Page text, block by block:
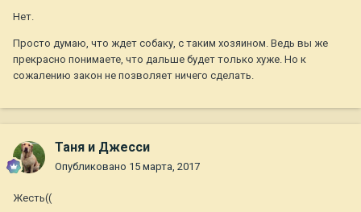
Нет.
Просто думаю, что ждет собаку, с таким хозяином. Ведь вы же
прекрасно понимаете, что дальше будет только хуже. Но к
сожалению закон не позволяет ничего сделать.
Таня и Джесси
Опубликовано 15 марта, 2017
Жесть((